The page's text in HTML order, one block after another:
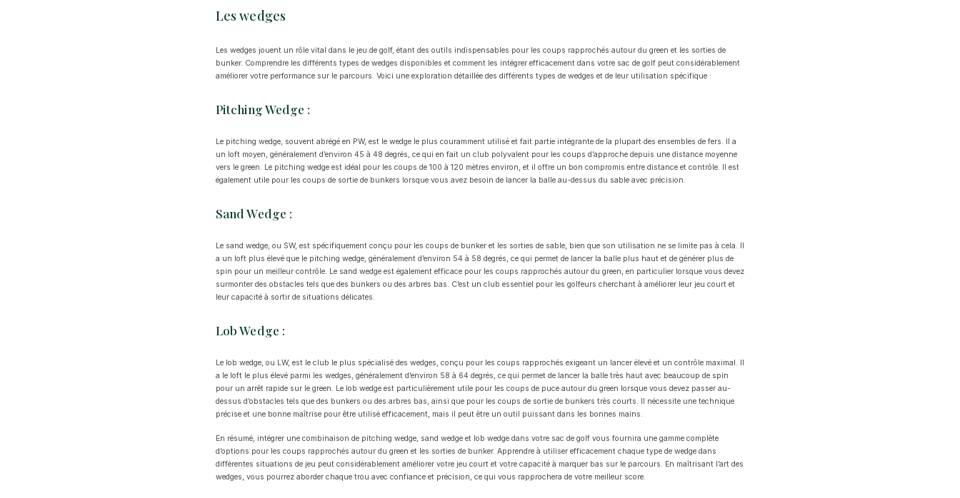
Les wedges
Les wedges jouent un rôle vital dans le jeu de golf, étant des outils indispensables pour les coups rapprochés autour du green et les sorties de
bunker. Comprendre les différents types de wedges disponibles et comment les intégrer efficacement dans votre sac de golf peut considérablement
améliorer votre performance sur le parcours. Voici une exploration détaillée des différents types de wedges et de leur utilisation spécifique :
Pitching Wedge :
Le pitching wedge, souvent abrégé en PW, est le wedge le plus couramment utilisé et fait partie intégrante de la plupart des ensembles de fers. Il a
un loft moyen, généralement d’environ 45 à 48 degrés, ce qui en fait un club polyvalent pour les coups d’approche depuis une distance moyenne
vers le green. Le pitching wedge est idéal pour les coups de 100 à 120 mètres environ, et il offre un bon compromis entre distance et contrôle. Il est
également utile pour les coups de sortie de bunkers lorsque vous avez besoin de lancer la balle au-dessus du sable avec précision.
Sand Wedge :
Le sand wedge, ou SW, est spécifiquement conçu pour les coups de bunker et les sorties de sable, bien que son utilisation ne se limite pas à cela. Il
a un loft plus élevé que le pitching wedge, généralement d’environ 54 à 58 degrés, ce qui permet de lancer la balle plus haut et de générer plus de
spin pour un meilleur contrôle. Le sand wedge est également efficace pour les coups rapprochés autour du green, en particulier lorsque vous devez
surmonter des obstacles tels que des bunkers ou des arbres bas. C’est un club essentiel pour les golfeurs cherchant à améliorer leur jeu court et
leur capacité à sortir de situations délicates.
Lob Wedge :
Le lob wedge, ou LW, est le club le plus spécialisé des wedges, conçu pour les coups rapprochés exigeant un lancer élevé et un contrôle maximal. Il
a le loft le plus élevé parmi les wedges, généralement d’environ 58 à 64 degrés, ce qui permet de lancer la balle très haut avec beaucoup de spin
pour un arrêt rapide sur le green. Le lob wedge est particulièrement utile pour les coups de puce autour du green lorsque vous devez passer au-
dessus d’obstacles tels que des bunkers ou des arbres bas, ainsi que pour les coups de sortie de bunkers très courts. Il nécessite une technique
précise et une bonne maîtrise pour être utilisé efficacement, mais il peut être un outil puissant dans les bonnes mains.
En résumé, intégrer une combinaison de pitching wedge, sand wedge et lob wedge dans votre sac de golf vous fournira une gamme complète
d’options pour les coups rapprochés autour du green et les sorties de bunker. Apprendre à utiliser efficacement chaque type de wedge dans
différentes situations de jeu peut considérablement améliorer votre jeu court et votre capacité à marquer bas sur le parcours. En maîtrisant l’art des
wedges, vous pourrez aborder chaque trou avec confiance et précision, ce qui vous rapprochera de votre meilleur score.